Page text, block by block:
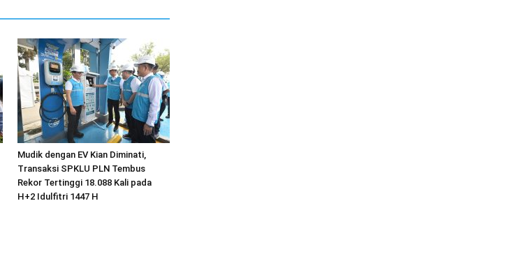
Mudik dengan EV Kian Diminati,
Transaksi SPKLU PLN Tembus
Rekor Tertinggi 18.088 Kali pada
H+2 Idulfitri 1447 H